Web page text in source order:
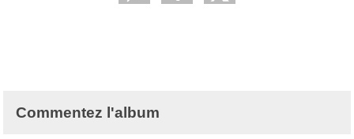
Commentez l'album